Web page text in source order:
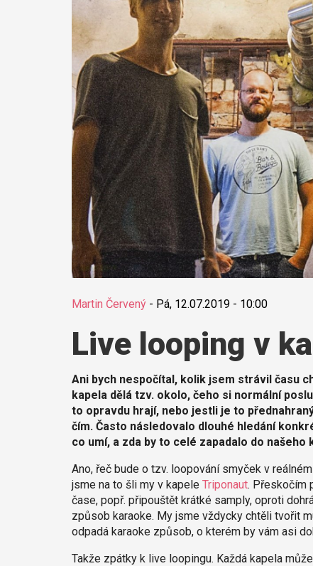
Martin Červený- Pá, 12.07.2019 - 10:00
Live looping v
Ani bych nespočítal, kolik jsem strávil času
kapela dělá tzv. okolo, čeho si normální
to opravdu hrají, nebo jestli je to
čím. Často následovalo dlouhé hledání
co umí, a zda by to celé zapadalo do našeho
Ano, řeč bude o tzv. loopování smyček v
jsme na to šli my v kapele Triponaut. Přeskočím
čase, popř. připouštět krátké samply, oproti
způsob karaoke. My jsme vždycky chtěli tvořit
odpadá karaoke způsob, o kterém by vám asi
Takže zpátky k live loopingu. Každá kapela